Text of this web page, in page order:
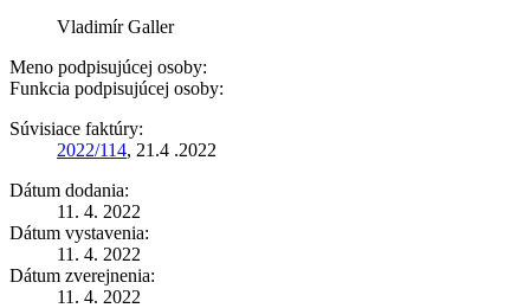
Vladimír Galler
Meno podpisujúcej osoby:
Funkcia podpisujúcej osoby:
Súvisiace faktúry:
2022/114, 21.4 .2022
Dátum dodania:
11. 4. 2022
Dátum vystavenia:
11. 4. 2022
Dátum zverejnenia:
11. 4. 2022